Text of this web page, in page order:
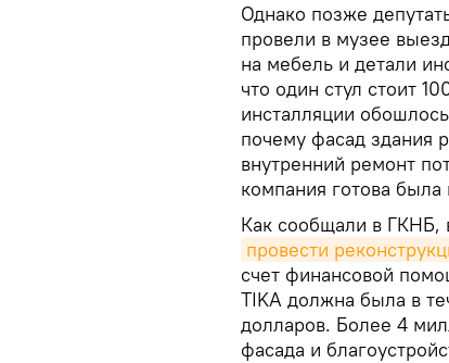
Однако позже
провели в музее
на мебель и детали
что один стул стоит
инсталляции
почему фасад здания
внутренний ремонт
компания готова
Как сообщали в ГКНБ,
провести
счет финансовой
TIKA должна была в
долларов. Более 4
фасада и